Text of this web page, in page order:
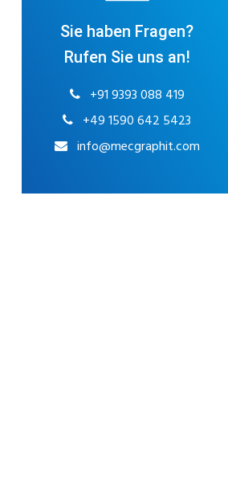
Sie haben Fragen?
Rufen Sie uns an!
+91 9393 088 419
+49 1590 642 5423
info@mecgraphit.com